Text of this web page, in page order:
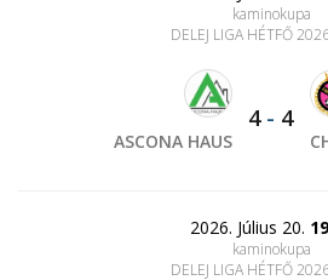
kaminokupa
DELEJ LIGA HÉTFŐ
ASCONA HAUS
4- 4
2026. Július 20.
kaminokupa
DELEJ LIGA HÉTFŐ